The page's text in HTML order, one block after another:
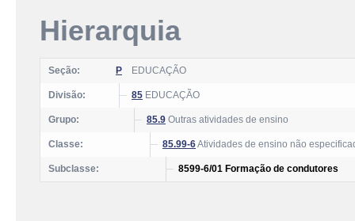
Hierarquia
Seção: P EDUCAÇÃO
Divisão: 85 EDUCAÇÃO
Grupo: 85.9 Outras atividades de ensino
Classe: 85.99-6Atividades de ensino não
Subclasse: 8599-6/01 Formação de condutores